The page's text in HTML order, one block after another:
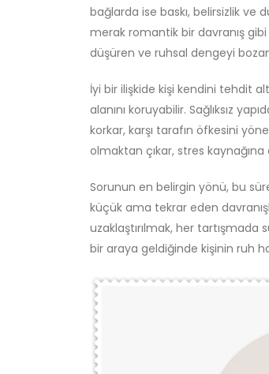
bağlarda ise baskı, belirsizlik ve
merak romantik bir davranış gibi
düşüren ve ruhsal dengeyi
İyi bir ilişkide kişi kendini tehdit
alanını koruyabilir. Sağlıksız
korkar, karşı tarafın öfkesini
olmaktan çıkar, stres kaynağına
Sorunun en belirgin yönü, bu
küçük ama tekrar eden
uzaklaştırılmak, her
bir araya geldiğinde kişinin ruh